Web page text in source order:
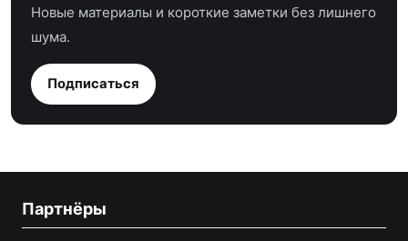
Новые материалы и короткие заметки без лишнего
шума.
Подписаться
Партнёры